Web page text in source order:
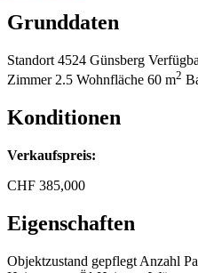
Grunddaten
Standort 4524 Günsberg
Zimmer 2.5 Wohnfläche 60 m2
Konditionen
Verkaufspreis:
CHF 385,000
Eigenschaften
Objektzustand gepflegt Anzahl